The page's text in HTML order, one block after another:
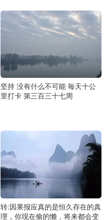
坚持 没有什么不可能 毎天十公
里打卡 第三百三十七周
转:因果报应真的是恒久存在的真
理，你现在偷的懒，将来都会变